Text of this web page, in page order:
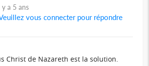
y a 5 ans
vous connecter pour répondre
Christ de Nazareth est la solution.